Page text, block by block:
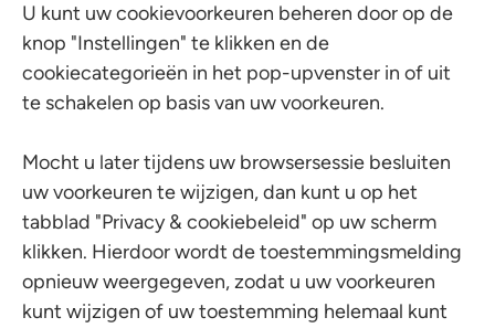
U kunt uw cookievoorkeuren beheren door op de
knop "Instellingen" te klikken en de
cookiecategorieën in het pop-upvenster in of uit
te schakelen op basis van uw voorkeuren.
Mocht u later tijdens uw browsersessie besluiten
uw voorkeuren te wijzigen, dan kunt u op het
tabblad "Privacy & cookiebeleid" op uw scherm
klikken. Hierdoor wordt de toestemmingsmelding
opnieuw weergegeven, zodat u uw voorkeuren
kunt wijzigen of uw toestemming helemaal kunt